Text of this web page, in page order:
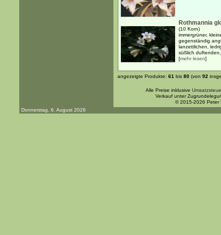
Rothmannia
(10 Korn)
immergrüner,
gegenständig
lanzettlichen,
süßlich
[mehr lesen]
angezeigte Produkte: 61 bis 80 (von 92
Alle Preise inklusive
Verkauf unter
© 2015-2026 Peter
Donnerstag, 6. August 2026